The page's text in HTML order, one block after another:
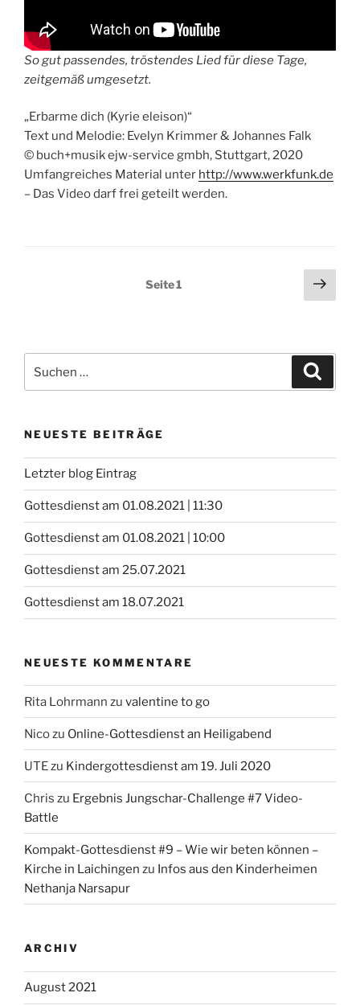
So gut passendes, tröstendes Lied für diese Tage,
zeitgemäß umgesetzt.
„Erbarme dich (Kyrie eleison)“
Text und Melodie: Evelyn Krimmer & Johannes Falk
© buch+musik ejw-service gmbh, Stuttgart, 2020
Umfangreiches Material unter http://www.werkfunk.de
– Das Video darf frei geteilt werden.
Seitennummerierung
Seite1
nach:
NEUESTE BEITRÄGE
Letzter blog Eintrag
Gottesdienst am 01.08.2021 | 11:30
Gottesdienst am 01.08.2021 | 10:00
Gottesdienst am 25.07.2021
Gottesdienst am 18.07.2021
NEUESTE KOMMENTARE
Rita Lohrmann zu valentine to go
Nicozu Online-Gottesdienst an Heiligabend
UTEzu Kindergottesdienst am 19. Juli 2020
Chris zu Ergebnis Jungschar-Challenge #7 Video-
Battle
Kompakt-Gottesdienst #9 – Wie wir beten können –
Kirche in Laichingen zu Infos aus den Kinderheimen
Nethanja Narsapur
ARCHIV
August 2021